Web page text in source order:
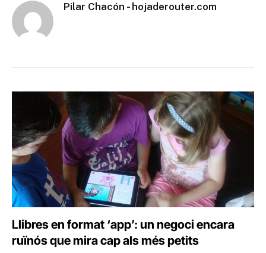
Pilar Chacón - hojaderouter.com
Llibres en format ‘app’: un negoci encara
ruïnós que mira cap als més petits